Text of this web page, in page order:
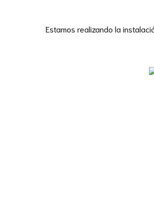
Estamos realizando la